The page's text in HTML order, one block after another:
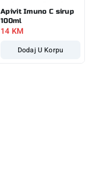
Apivit Imuno C sirup
100ml
14 KM
Dodaj U Korpu